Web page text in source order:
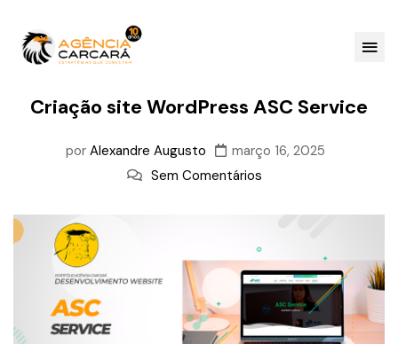
Criação site WordPress ASC Service
por Alexandre Augusto
março 16, 2025
Sem Comentários